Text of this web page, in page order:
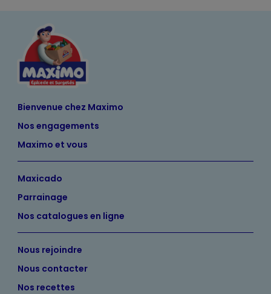
Bienvenue chez Maximo
Nos engagements
Maximo et vous
Maxicado
Parrainage
Nos catalogues en ligne
Nous rejoindre
Nous contacter
Nos recettes